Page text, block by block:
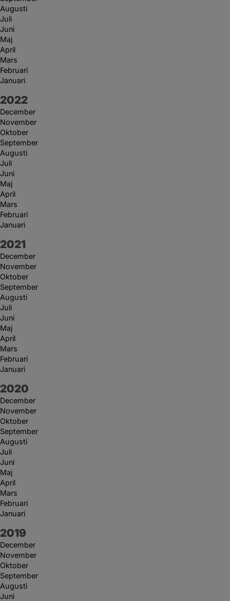
Augusti
Juli
Juni
Maj
April
Mars
Februari
Januari
År:
2022
December
November
Oktober
September
Augusti
Juli
Juni
Maj
April
Mars
Februari
Januari
År:
2021
December
November
Oktober
September
Augusti
Juli
Juni
Maj
April
Mars
Februari
Januari
År:
2020
December
November
Oktober
September
Augusti
Juli
Juni
Maj
April
Mars
Februari
Januari
År:
2019
December
November
Oktober
September
Augusti
Juni